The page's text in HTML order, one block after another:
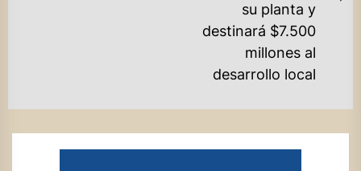
su planta y
destinará $7.500
millones al
desarrollo local